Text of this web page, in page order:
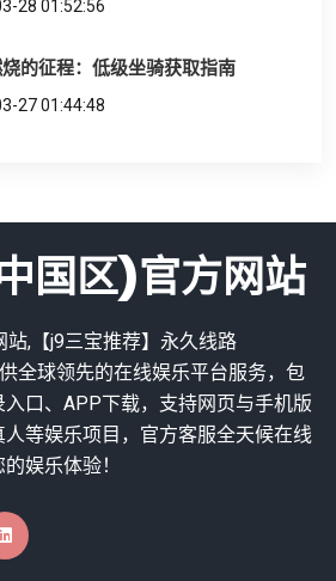
28 01:52:56
的征程：低级坐骑获取指南
27 01:44:48
国区)官方网站
站,【j9三宝推荐】永久线路
供全球领先的在线娱乐平台服务，包
口、APP下载，支持网页与手机版
等娱乐项目，官方客服全天候在线
娱乐体验！